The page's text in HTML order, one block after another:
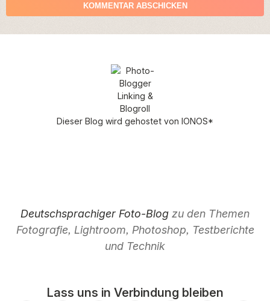
Dieser Blog wird gehostet von IONOS*
Deutschsprachiger Foto-Blog zu den Themen
Fotografie, Lightroom, Photoshop, Testberichte
und Technik
Lass uns in Verbindung bleiben